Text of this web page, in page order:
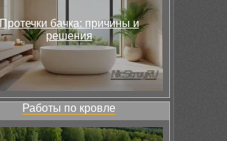
Протечки бачка: причины и
решения
Работы по кровле